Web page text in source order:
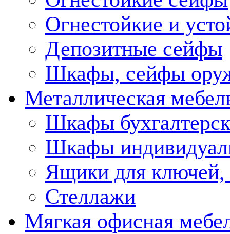
Огнестойкие и
Депозитные сейфы
Шкафы, сейфы
Металлическая
Шкафы
Шкафы
Ящики для ключей,
Стеллажи
Мягкая офисная